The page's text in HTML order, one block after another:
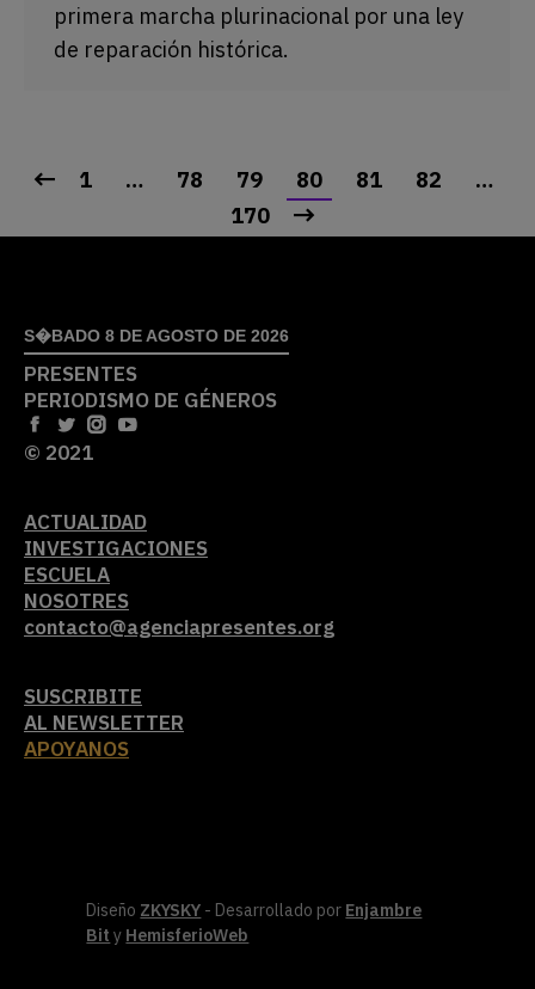
primera marcha plurinacional por una ley
de reparación histórica.
1 … 78 79 80 81 82
…
170
S�BADO 8 DE AGOSTO DE 2026
PRESENTES
PERIODISMO DE GÉNEROS
© 2021
ACTUALIDAD
INVESTIGACIONES
ESCUELA
NOSOTRES
contacto@agenciapresentes.org
SUSCRIBITE
AL NEWSLETTER
APOYANOS
Diseño ZKYSKY - Desarrollado por Enjambre
Bit y HemisferioWeb